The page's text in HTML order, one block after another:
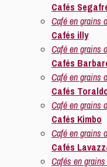
Cafés
Café en grains
Cafés illy
Café en grains
Cafés
Café en grains
Cafés
Café en grains
Cafés Kimbo
Café en grains
Cafés
Cafés en